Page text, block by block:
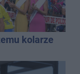
kolarze